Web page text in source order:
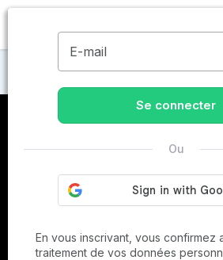
Maisons de retraite à Vaujours
E-mail
Se connecter
Ou
En vous inscrivant, vous confirmez
traitement de vos données